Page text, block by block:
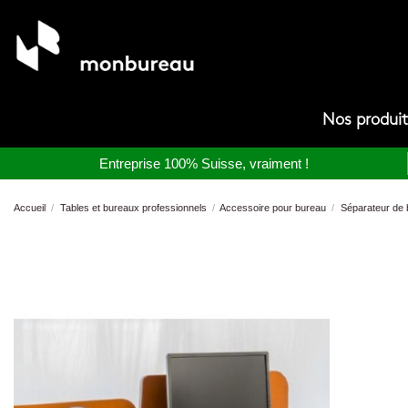
Nos
Entreprise 100% Suisse, vraiment !
Accueil Tables et bureaux professionnels Accessoire pour bureau Séparateur de